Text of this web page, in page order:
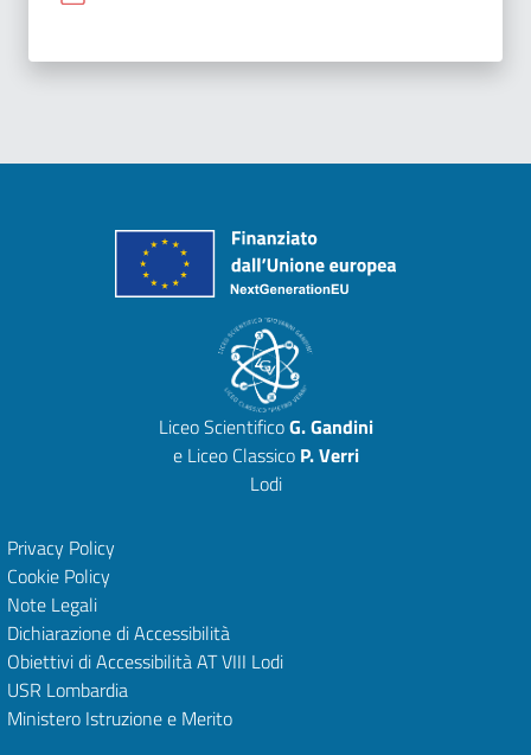
Liceo ScientificoG. Gandini
e Liceo Classico P. Verri
Lodi
Privacy Policy
Cookie Policy
Note Legali
Dichiarazione di Accessibilità
Obiettivi di AccessibilitàAT VIII Lodi
USR Lombardia
Ministero Istruzione e Merito